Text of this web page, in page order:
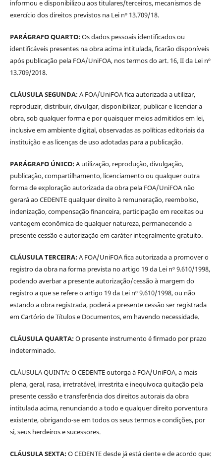
informou e disponibilizou aos titulares/terceiros, mecanismos de
exercício dos direitos previstos na Lei nº 13.709/18.
PARÁGRAFO QUARTO:Os dados pessoais identificados ou
identificáveis presentes na obra acima intitulada, ficarão disponíveis
após publicação pela FOA/UniFOA, nos termos do art. 16, II da Lei nº
13.709/2018.
CLÁUSULA SEGUNDA: A FOA/UniFOA fica autorizada a utilizar,
reproduzir, distribuir, divulgar, disponibilizar, publicar e licenciar a
obra, sob qualquer forma e por quaisquer meios admitidos em lei,
inclusive em ambiente digital, observadas as políticas editoriais da
instituição e as licenças de uso adotadas para a publicação.
PARÁGRAFO ÚNICO:A utilização, reprodução, divulgação,
publicação, compartilhamento, licenciamento ou qualquer outra
forma de exploração autorizada da obra pela FOA/UniFOA não
gerará ao CEDENTE qualquer direito à remuneração, reembolso,
indenização, compensação financeira, participação em receitas ou
vantagem econômica de qualquer natureza, permanecendo a
presente cessão e autorização em caráter integralmente gratuito.
CLÁUSULA TERCEIRA:A FOA/UniFOA fica autorizada a promover o
registro da obra na forma prevista no artigo 19 da Lei nº 9.610/1998,
podendo averbar a presente autorização/cessão à margem do
registro a que se refere o artigo 19 da Lei nº 9.610/1998, ou não
estando a obra registrada, poderá a presente cessão ser registrada
em Cartório de Títulos e Documentos, em havendo necessidade.
CLÁUSULA QUARTA:O presente instrumento é firmado por prazo
indeterminado.
CLÁUSULA QUINTA: O CEDENTE outorga à FOA/UniFOA, a mais
plena, geral, rasa, irretratável, irrestrita e inequívoca quitação pela
presente cessão e transferência dos direitos autorais da obra
intitulada acima, renunciando a todo e qualquer direito porventura
existente, obrigando-se em todos os seus termos e condições, por
si, seus herdeiros e sucessores.
CLÁUSULA SEXTA:O CEDENTE desde já está ciente e de acordo que: